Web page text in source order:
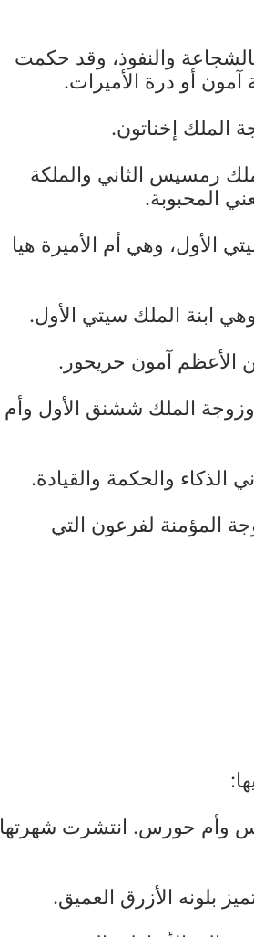
والنفوذ، وقد حكمت
أو درة الأميرات.
الملك إخناتون.
رمسيس الثاني والملكة
المحبوبة.
الأول، وهي أم الأميرة هيا
وهي ابنة الملك سيتي الأول.
الأعظم آمون حريحور.
وزوجة الملك ششنق الأول وأم
والحكمة والقيادة.
المؤمنة لفرعون التي
وأم حورس. انتشرت شهرتها
بلونه الأزرق العميق.